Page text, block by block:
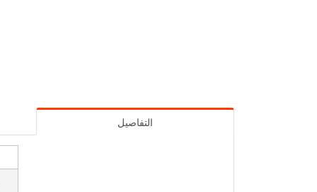
التفاصيل